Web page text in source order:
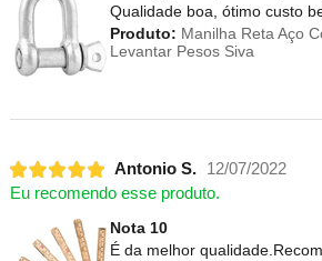
Qualidade boa, ótimo custo
Produto: Manilha Reta Aço
Levantar Pesos Siva
Antonio S.
12/07/2022
Eu recomendo esse produto.
Nota 10
É da melhor